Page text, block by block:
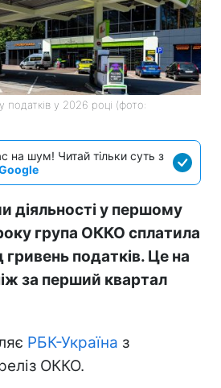
у 2026 році (фото:
на шум! Читай тільки суть з
діяльності у першому
група ОККО сплатила
податків. Це на
за перший квартал
РБК-Україна з
ОККО.